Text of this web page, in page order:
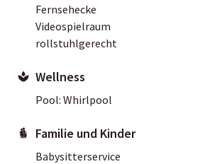
Fernsehecke
Videospielraum
rollstuhlgerecht
Wellness
Pool: Whirlpool
Familie und Kinder
Babysitterservice